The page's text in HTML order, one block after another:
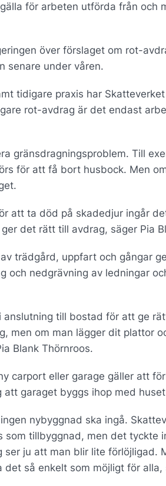
för arbeten utförda från och
över förslaget om rot-
senare under våren.
tidigare praxis har
rot-avdrag är det endast
gränsdragningsproblem. Till
för att få bort husbock. Men
att ta död på skadedjur ingår
det rätt till avdrag, säger Pia
trädgård, uppfart och gångar
och nedgrävning av ledningar
till bostad för att ge
men om man lägger dit plattor
Blank Thörnroos.
carport eller garage gäller att
garaget byggs ihop med
nybyggnad ska ingå.
som tillbyggnad, men det tyckte
ser ju att man blir lite förlöjligad.
det så enkelt som möjligt för